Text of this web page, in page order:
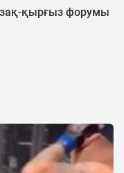
қырғыз форумы